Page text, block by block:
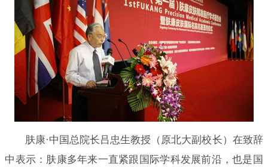
肤康·中国总院长吕忠生教授（原北大副校长）在致辞
中表示：肤康多年来一直紧跟国际学科发展前沿，也是国